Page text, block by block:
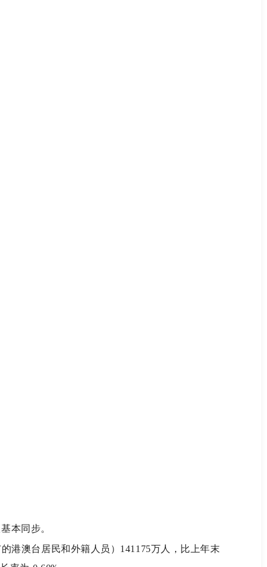
本同步。
港澳台居民和外籍人员）141175万人，比上年末